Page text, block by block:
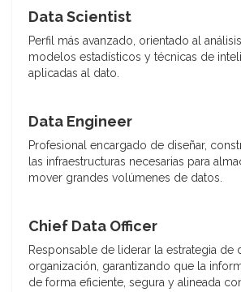
Data Scientist
Perfil más avanzado, orientado al
modelos estadísticos y técnicas de
aplicadas al dato.
Data Engineer
Profesional encargado de diseñar,
las infraestructuras necesarias para
mover grandes volúmenes de datos.
Chief Data Officer
Responsable de liderar la estrategia de
organización, garantizando que la
de forma eficiente, segura y alineada